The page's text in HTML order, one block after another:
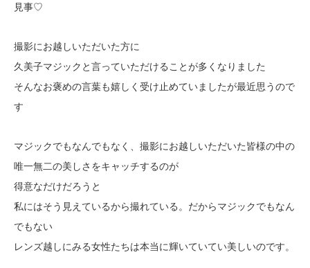
見事♡
撮影にお越しいただいた方に
久美子マジックと言っていただけることが多くなりました
そんなお褒めの言葉も嬉しく受け止めていましたが最近思うので
す
マジックでもなんでもなく、撮影にお越しいただいた皆様の中の
唯一無二の美しさをキャッチするのが
得意なだけだろうと
私にはそう見えているから撮れている。だからマジックでもなん
でもない
レンズ越しにみる女性たちは本当に輝いていてい美しいのです。